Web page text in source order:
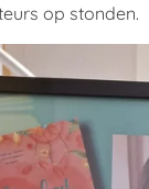
op stonden.